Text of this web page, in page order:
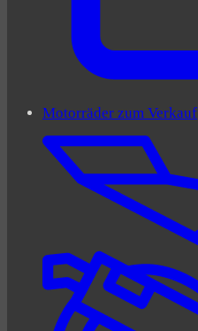
Motorräder zum Verkauf